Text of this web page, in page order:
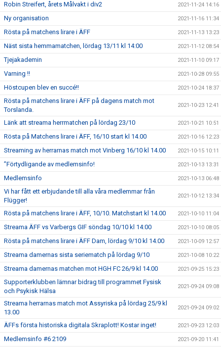
Robin Streifert, årets Målvakt i div2 2021-11-24 14:16
Ny organisation 2021-11-16 11:34
Rösta på matchens lirare i ÄFF 2021-11-13 13:23
Näst sista hemmamatchen, lördag 13/11 kl 14:00 2021-11-12 08:54
Tjejakademin 2021-11-10 09:17
Varning !! 2021-10-28 09:55
Höstcupen blev en succé!! 2021-10-24 18:37
Rösta på matchens lirare i ÄFF på dagens match mot
Torslanda.
2021-10-23 12:41
Länk att streama herrmatchen på lördag 23/10 2021-10-21 10:51
Rösta på Matchens lirare i ÄFF, 16/10 start kl 14.00 2021-10-16 12:23
Streaming av herrarnas match mot Vinberg 16/10 kl 14.00 2021-10-15 10:11
”Förtydligande av medlemsinfo! 2021-10-13 13:31
Medlemsinfo 2021-10-13 06:48
Vi har fått ett erbjudande till alla våra medlemmar från
Flügger!
2021-10-12 13:34
Rösta på matchens lirare i ÄFF, 10/10. Matchstart kl 14.00 2021-10-10 11:04
Streama ÄFF vs Varbergs GIF söndag 10/10 kl 14:00 2021-10-10 08:05
Rösta på matchens lirare i ÄFF Dam, lördag 9/10 kl 14.00 2021-10-09 12:57
Streama damernas sista seriematch på lördag 9/10 2021-10-08 10:22
Streama damernas matchen mot HGH FC 26/9 kl 14.00 2021-09-25 15:23
Supporterklubben lämnar bidrag till programmet Fysisk
och Psykisk Hälsa
2021-09-24 09:08
Streama herrarnas match mot Assyriska på lördag 25/9 kl
13.00
2021-09-24 09:02
ÄFFs första historiska digitala Skraplott! Kostar inget! 2021-09-23 12:03
Medlemsinfo #6 2109 2021-09-20 11:41